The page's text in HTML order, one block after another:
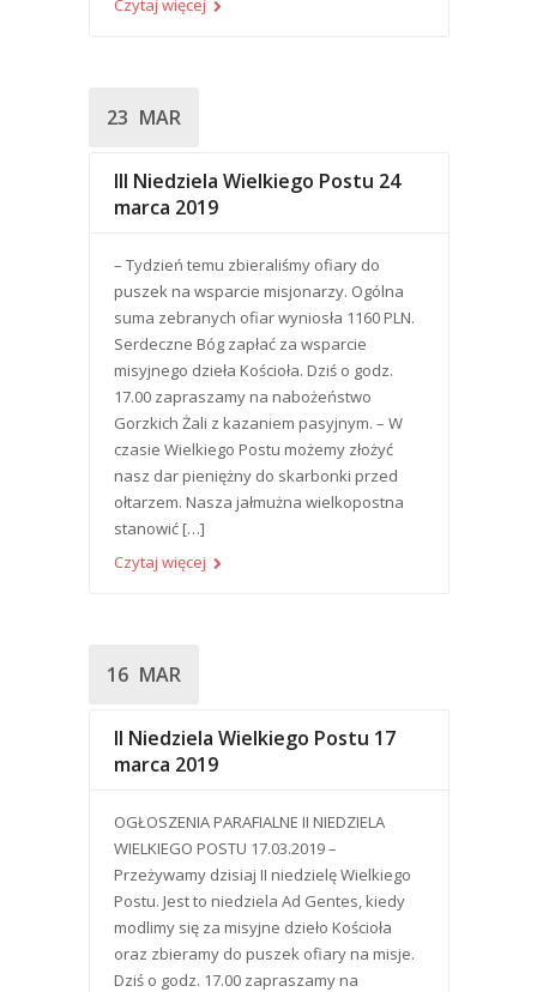
Czytaj więcej
23 MAR
III Niedziela Wielkiego Postu 24
marca 2019
– Tydzień temu zbieraliśmy ofiary do
puszek na wsparcie misjonarzy. Ogólna
suma zebranych ofiar wyniosła 1160 PLN.
Serdeczne Bóg zapłać za wsparcie
misyjnego dzieła Kościoła. Dziś o godz.
17.00 zapraszamy na nabożeństwo
Gorzkich Żali z kazaniem pasyjnym. – W
czasie Wielkiego Postu możemy złożyć
nasz dar pieniężny do skarbonki przed
ołtarzem. Nasza jałmużna wielkopostna
stanowić […]
Czytaj więcej
16 MAR
II Niedziela Wielkiego Postu 17
marca 2019
OGŁOSZENIA PARAFIALNE II NIEDZIELA
WIELKIEGO POSTU 17.03.2019 –
Przeżywamy dzisiaj II niedzielę Wielkiego
Postu. Jest to niedziela Ad Gentes, kiedy
modlimy się za misyjne dzieło Kościoła
oraz zbieramy do puszek ofiary na misje.
Dziś o godz. 17.00 zapraszamy na